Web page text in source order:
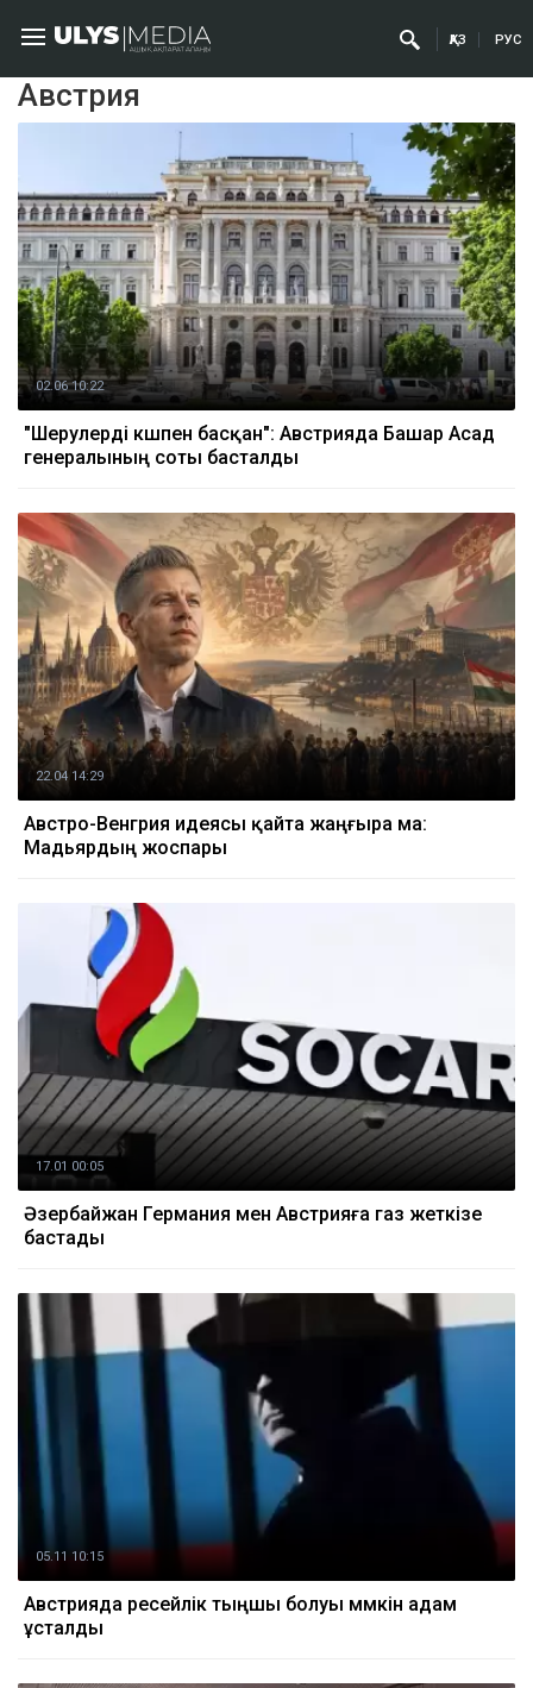
ҚАЗ РУС
Австрия
02.06 10:22
"Шерулерді күшпен басқан": Австрияда Башар Асад
генералының соты басталды
22.04 14:29
Австро-Венгрия идеясы қайта жаңғыра ма:
Мадьярдың жоспары
17.01 00:05
Әзербайжан Германия мен Австрияға газ жеткізе
бастады
05.11 10:15
Австрияда ресейлік тыңшы болуы мүмкін адам
ұсталды